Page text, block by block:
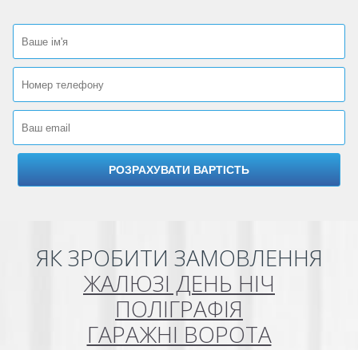
ЯК ЗРОБИТИ ЗАМОВЛЕННЯ
ЖАЛЮЗІ ДЕНЬ НІЧ
ПОЛІГРАФІЯ
ГАРАЖНІ ВОРОТА